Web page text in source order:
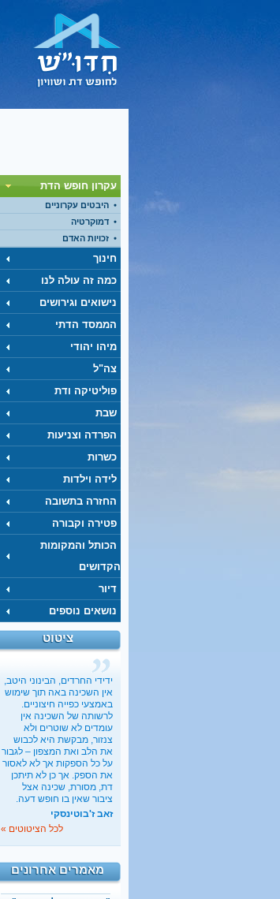
עקרון חופש הדת
היבטים עקרוניים
דמוקרטיה
זכויות האדם
חינוך
כמה זה עולה לנו
נישואים וגירושים
הממסד הדתי
מיהו יהודי
צה"ל
פוליטיקה ודת
שבת
הפרדה וצניעות
כשרות
לידה וילדות
החזרה בתשובה
פטירה וקבורה
הכותל והמקומות
הקדושים
דיור
נושאים נוספים
ציטוט
ידידי החרדים, הבינוני היטב,
אין השכינה באה תוך שימוש
באמצעי כפייה חיצוניים.
לרשותה של השכינה אין
עומדים לא שוטרים ולא
צנזור, מבקשת היא לכבוש
את הלב ואת המצפון – לגבור
על כל הספקות אך לא לאסור
את הספק. אך כן לא תיתכן
דת, מסורת, שכינה אצל
ציבור שאין בו חופש דעה.
זאב ז'בוטינסקי
לכל הציטוטים »
מאמרים אחרונים
כשבעל קונה בלעדיות על
מיניות האישה
בתיה כהנא-דרור , 01.03.2017
"הארץ"
ישראל מעודדת את העוני
החרדי
שגיא אגמון , 02.01.2018
"TheMarker"
הבא מאבק דת
גלעד קריב, 09.01.2018
"הארץ"
"רשימת פסולי החיתון"